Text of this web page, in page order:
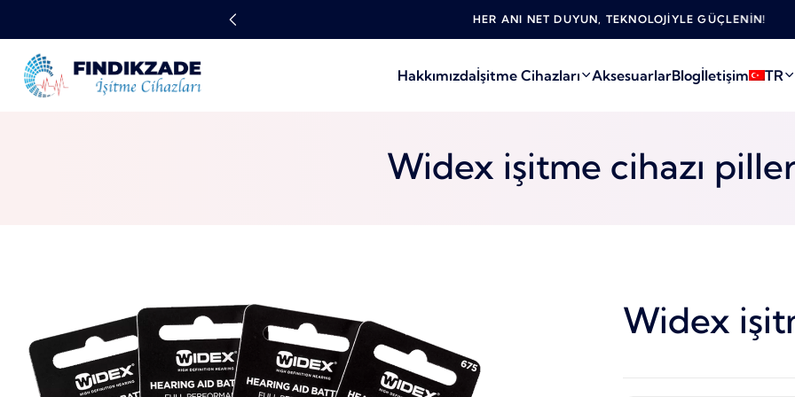
HER ANI NET DUYUN, TEKNOLOJIYLE GÜÇLENIN!
Hakkımızdaİşitme Cihazları AksesuarlarBlogİletişim TR
Widex işitme cihazı
Widex